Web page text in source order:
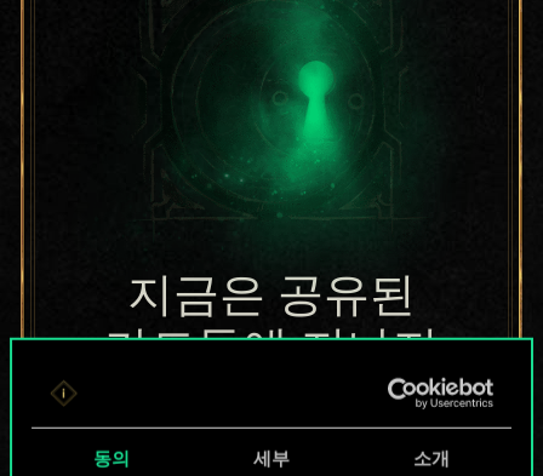
동의 세부 소개
지금은 공유된
카드들에 지나지
무궁무진한